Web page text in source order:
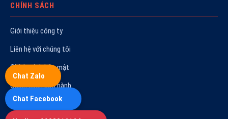
CHÍNH SÁCH
Giới thiệu công ty
Liên hệ với chúng tôi
Chính sách bảo mật
Chính sách bảo hành
Quy trình sửa chữa
Chat Zalo
Chat Facebook